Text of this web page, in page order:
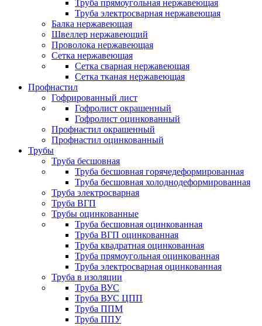
Труба прямоугольная нержавеющая
Труба электросварная нержавеющая
Балка нержавеющая
Швеллер нержавеющий
Проволока нержавеющая
Сетка нержавеющая
Сетка сварная нержавеющая
Сетка тканая нержавеющая
Профнастил
Гофрированный лист
Гофролист окрашенный
Гофролист оцинкованный
Профнастил окрашенный
Профнастил оцинкованный
Трубы
Труба бесшовная
Труба бесшовная горячедеформированная
Труба бесшовная холоднодеформированная
Труба электросварная
Труба ВГП
Трубы оцинкованные
Труба бесшовная оцинкованная
Труба ВГП оцинкованная
Труба квадратная оцинкованная
Труба прямоугольная оцинкованная
Труба электросварная оцинкованная
Труба в изоляции
Труба ВУС
Труба ВУС ЦПП
Труба ППМ
Труба ППУ